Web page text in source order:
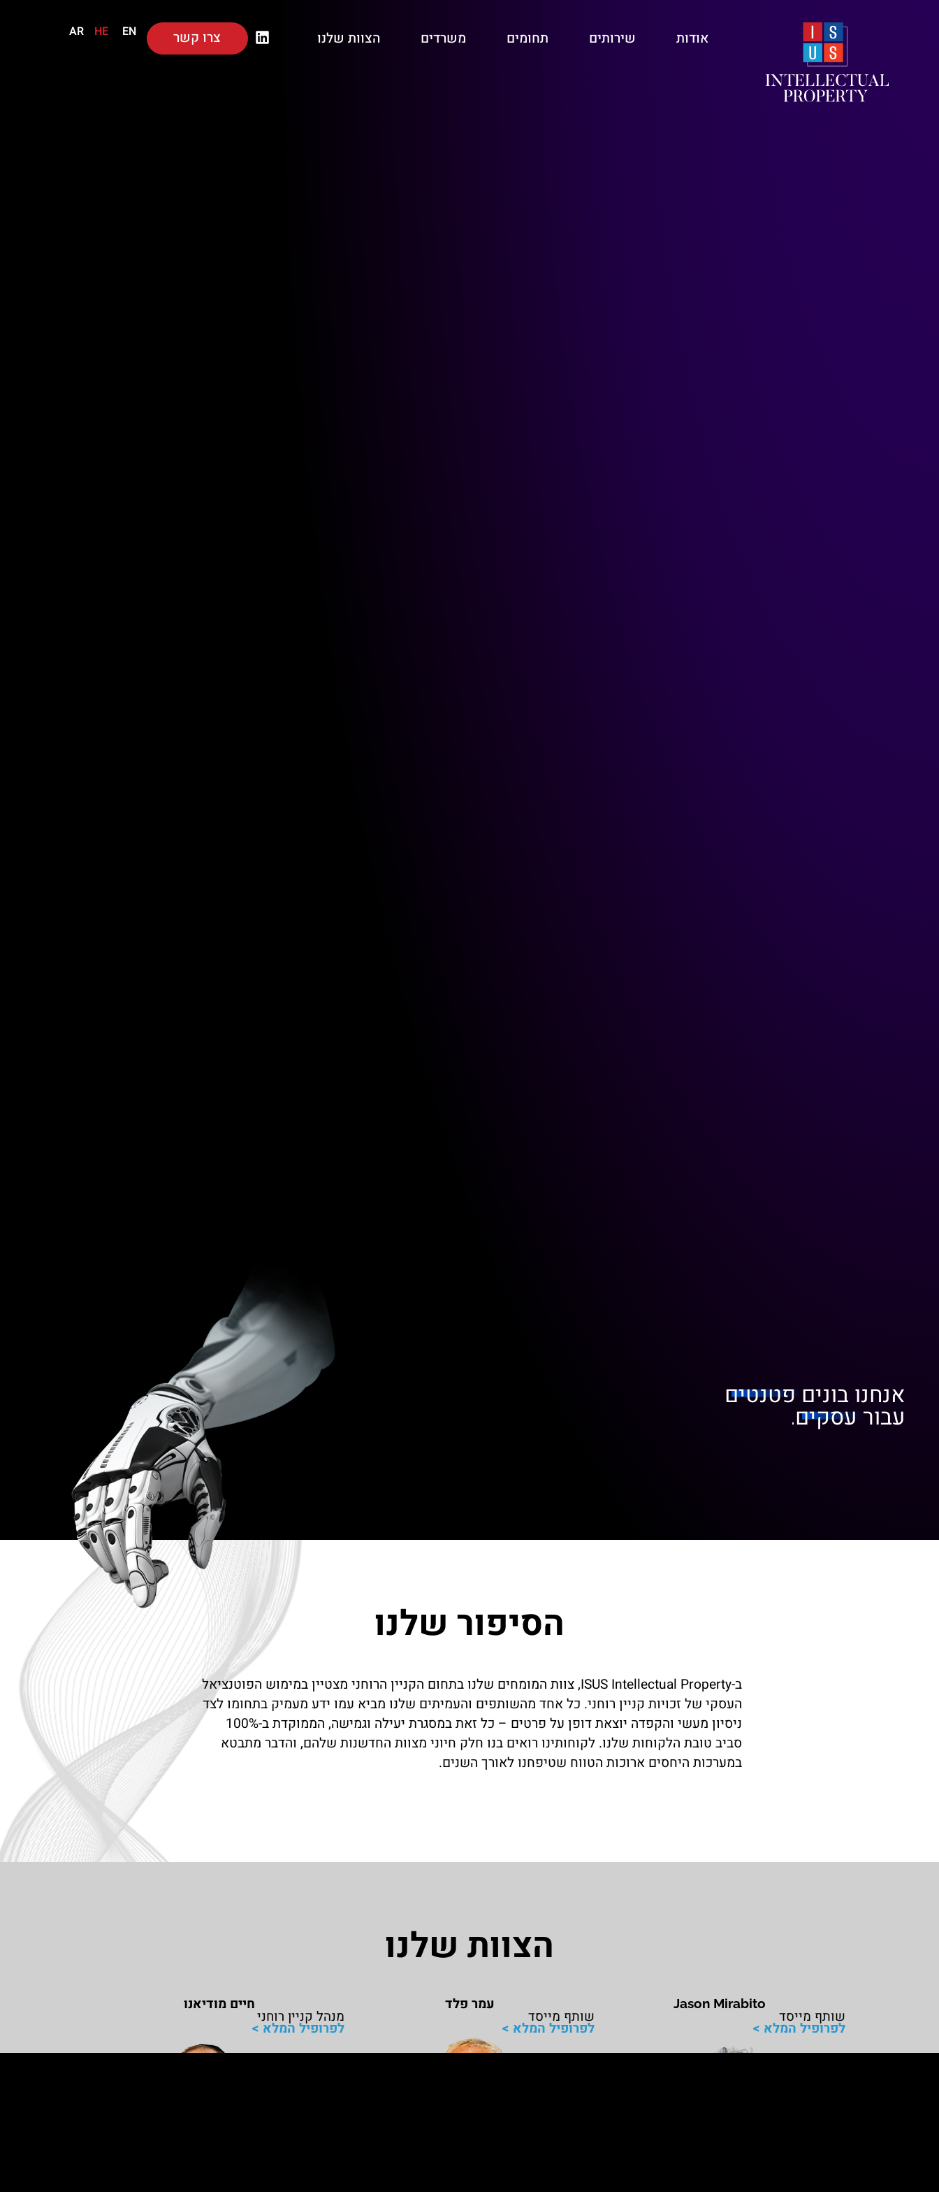
אודות שירותים תחומים משרדים הצוות שלנו צרו קשר EN
HE
AR
אנחנו בונים פטנטים
עבור עסקים.
הסיפור שלנו
ב-ISUS Intellectual Property, צוות המומחים שלנו בתחום הקניין הרוחני מצטיין במימוש הפוטנציאל
העסקי של זכויות קניין רוחני. כל אחד מהשותפים והעמיתים שלנו מביא עמו ידע מעמיק בתחומו לצד
ניסיון מעשי והקפדה יוצאת דופן על פרטים – כל זאת במסגרת יעילה וגמישה, הממוקדת ב-100%
סביב טובת הלקוחות שלנו. לקוחותינו רואים בנו חלק חיוני מצוות החדשנות שלהם, והדבר מתבטא
במערכות היחסים ארוכות הטווח שטיפחנו לאורך השנים.
הצוות שלנו
Jason Mirabito
שותף מייסד
לפרופיל המלא >
עמר פלד
שותף מייסד
לפרופיל המלא >
חיים מודיאנו
מנהל קניין רוחני
לפרופיל המלא >